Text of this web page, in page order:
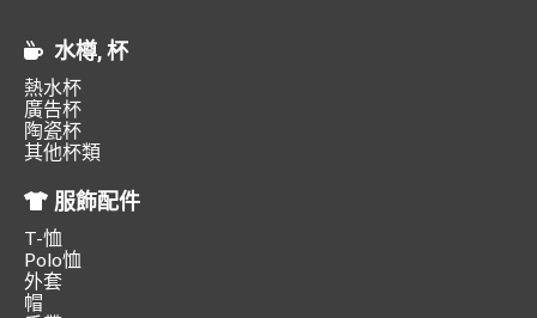
水樽, 杯
熱水杯
廣告杯
陶瓷杯
其他杯類
服飾配件
T-恤
Polo恤
外套
帽